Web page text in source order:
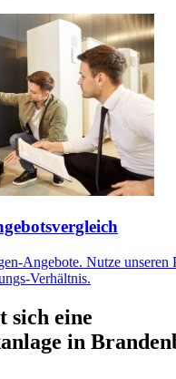
Angebote. Nutze unseren
Verhältnis.
sich eine
in